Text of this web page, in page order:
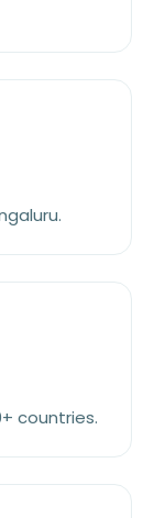
countries.